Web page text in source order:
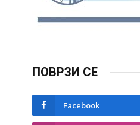
ПОВРЗИ СЕ
Facebook